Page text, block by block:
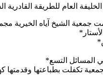
العام للطريقة
جمعية الشيخ آياه الخيرية
المسائل التسع*
تكفلت بطباعتها وقدمتها